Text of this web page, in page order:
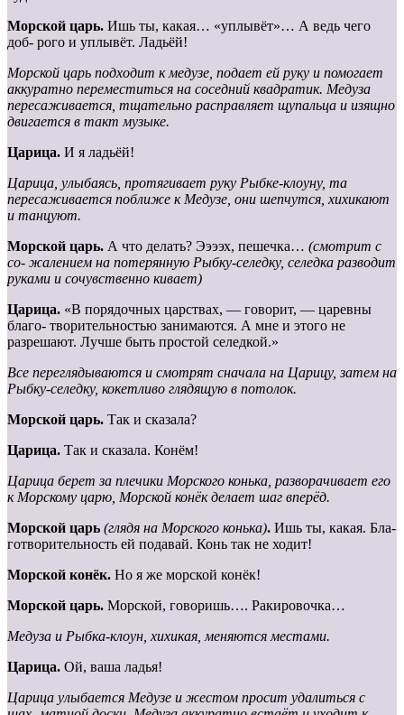
Морской царь. Ишь ты, какая… «уплывёт»… А ведь чего
доб- рого и уплывёт. Ладьёй!
Морской царь подходит к медузе, подает ей руку и помогает
аккуратно переместиться на соседний квадратик. Медуза
пересаживается, тщательно расправляет щупальца и изящно
двигается в такт музыке.
Царица. И я ладьёй!
Царица, улыбаясь, протягивает руку Рыбке-клоуну, та
пересаживается поближе к Медузе, они шепчутся, хихикают
и танцуют.
Морской царь. А что делать? Ээээх, пешечка… (смотрит с
со- жалением на потерянную Рыбку-селедку, селедка разводит
руками и сочувственно кивает)
Царица. «В порядочных царствах, — говорит, — царевны
благо- творительностью занимаются. А мне и этого не
разрешают. Лучше быть простой селедкой.»
Все переглядываются и смотрят сначала на Царицу, затем на
Рыбку-селедку, кокетливо глядящую в потолок.
Морской царь. Так и сказала?
Царица. Так и сказала. Конём!
Царица берет за плечики Морского конька, разворачивает его
к Морскому царю, Морской конёк делает шаг вперёд.
Морской царь (глядя на Морского конька). Ишь ты, какая. Бла-
готворительность ей подавай. Конь так не ходит!
Морской конёк. Но я же морской конёк!
Морской царь. Морской, говоришь…. Ракировочка…
Медуза и Рыбка-клоун, хихикая, меняются местами.
Царица. Ой, ваша ладья!
Царица улыбается Медузе и жестом просит удалиться с